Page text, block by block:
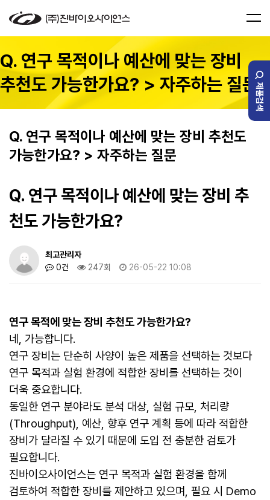
제품검색
Q. 연구 목적이나 예산에 맞는 장비
추천도 가능한가요? > 자주하는 질문
Q. 연구 목적이나 예산에 맞는 장비 추천도
가능한가요? > 자주하는 질문
Q. 연구 목적이나 예산에 맞는 장비 추
천도 가능한가요?
최고관리자
0건
247회 26-05-22 10:08
연구 목적에 맞는 장비 추천도 가능한가요?
네, 가능합니다.
연구 장비는 단순히 사양이 높은 제품을 선택하는 것보다
연구 목적과 실험 환경에 적합한 장비를 선택하는 것이
더욱 중요합니다.
동일한 연구 분야라도 분석 대상, 실험 규모, 처리량
(Throughput), 예산, 향후 연구 계획 등에 따라 적합한
장비가 달라질 수 있기 때문에 도입 전 충분한 검토가
필요합니다.
진바이오사이언스는 연구 목적과 실험 환경을 함께
검토하여 적합한 장비를 제안하고 있으며, 필요 시 Demo